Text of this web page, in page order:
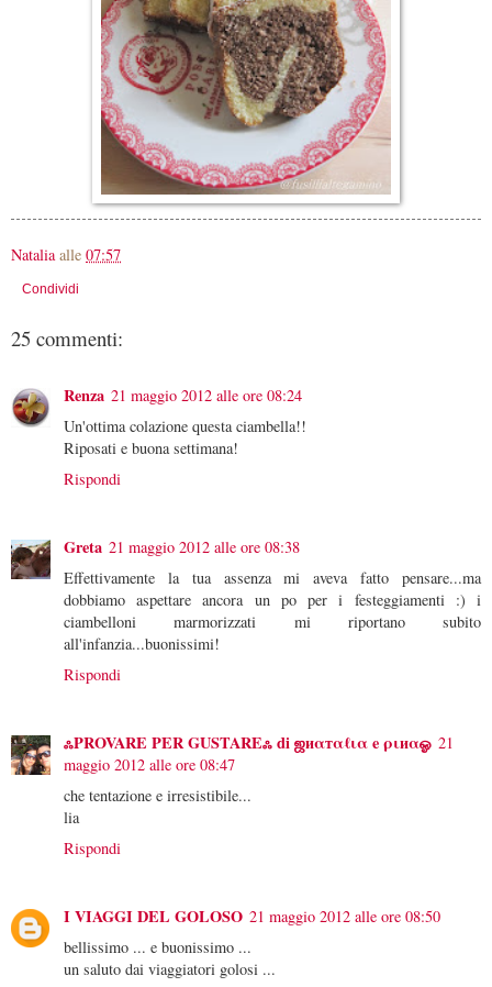
Natalia alle 07:57
Condividi
25 commenti:
Renza 21 maggio 2012 alle ore 08:24
Un'ottima colazione questa ciambella!!
Riposati e buona settimana!
Rispondi
Greta 21 maggio 2012 alle ore 08:38
Effettivamente la tua assenza mi aveva fatto pensare...ma
dobbiamo aspettare ancora un po per i festeggiamenti :) i
ciambelloni marmorizzati mi riportano subito
all'infanzia...buonissimi!
Rispondi
ஃPROVARE PER GUSTAREஃ di ஜиαтαℓια e ριиαஓ 21
maggio 2012 alle ore 08:47
che tentazione e irresistibile...
lia
Rispondi
I VIAGGI DEL GOLOSO 21 maggio 2012 alle ore 08:50
bellissimo ... e buonissimo ...
un saluto dai viaggiatori golosi ...